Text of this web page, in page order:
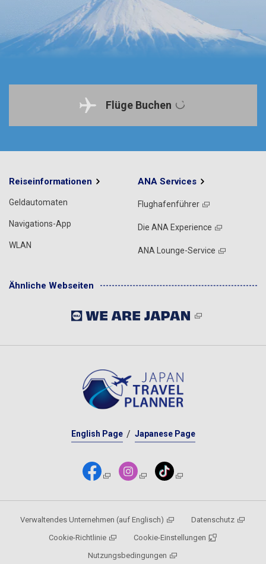
Flüge Buchen
Reiseinformationen
Geldautomaten
Navigations-App
WLAN
ANA Services
Flughafenführer
Die ANA Experience
ANA Lounge-Service
Ähnliche Webseiten
English Page Japanese Page
Verwaltendes Unternehmen (auf Englisch)
Datenschutz
Cookie-Richtlinie
Cookie-Einstellungen
Nutzungsbedingungen